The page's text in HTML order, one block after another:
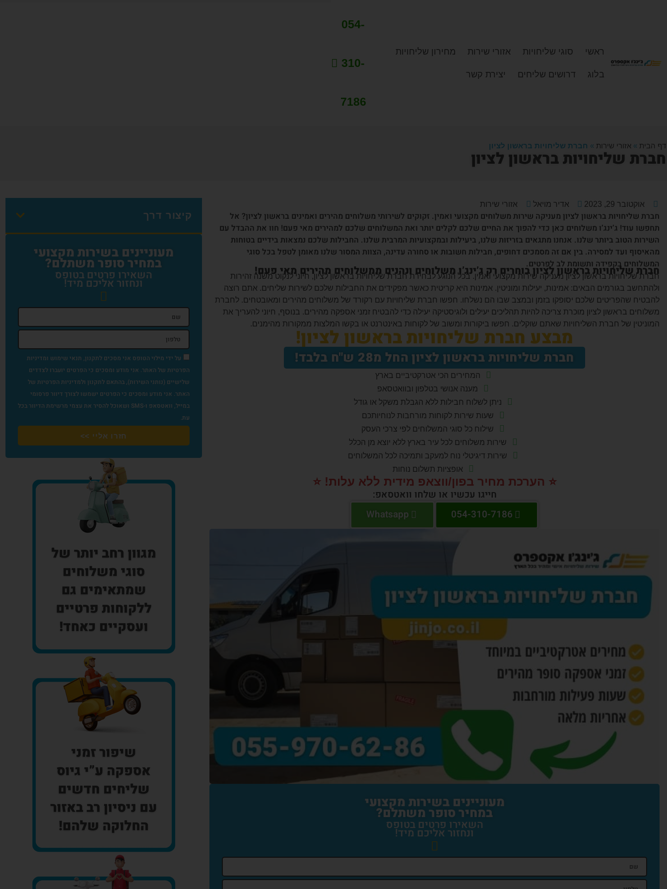
ראשי סוגי שליחויות אזורי שירות מחירון שליחויות
בלוג דרושים שליחים יצירת קשר
054-
310-
7186
דף הבית » אזורי שירות » חברת שליחויות בראשון לציון
חברת שליחויות בראשון לציון
אוקטובר 29, 2023 אדיר מויאל אזורי שירות
חברת שליחויות בראשון לציון מעניקה שירות משלוחים מקצועי ואמין. זקוקים לשירותי משלוחים מהירים ואמינים בראשון לציון? אל
תחפשו עוד! ג’ינג’ו משלוחים כאן כדי להפוך את החיים שלכם לקלים יותר ואת המשלוחים שלכם למהירים מאי פעם! חוו את ההבדל עם
השירות הטוב ביותר שלנו. אנחנו מתגאים בזריזות שלנו, ביעילות ובמקצועיות המרבית שלנו. החבילות שלכם נמצאות בידיים בטוחות
מהאיסוף ועד למסירה. בין אם זה מסמכים דחופים, חבילות חשובות או סחורה עדינה, הצוות המסור שלנו מאומן לטפל בכל סוגי
המשלוחים בקפידה ותשומת לב לפרטים.
חברת שליחויות בראשון לציון בוחרים רק ג’ינג’ו משלוחים ונהנים ממשלוחים מהירים מאי פעם!
חברת שליחויות בראשון לציון מעניקה שירות מקצועי ואמין. בכל הנוגע לבחירת חברת שליחויות בראשון לציון, חיוני לנקוט משנה זהירות
ולהתחשב בגורמים הבאים: אמינות, יעילות ומוניטין. אמינות היא קריטית כאשר מפקידים את החבילות שלכם לשירות שליחים. אתם רוצה
להבטיח שהפריטים שלכם יסופקו בזמן ובמצב שבו הם נשלחו. חפשו חברת שליחויות עם רקורד של משלוחים מהירים ומאובטחים. לחברת
משלוחים בראשון לציון מוכרת צריכה להיות תהליכים יעילים ולוגיסטיקה יעילה כדי להבטיח זמני אספקה מהירים. בנוסף, חיוני להעריך את
המוניטין של חברת השליחויות שאתם שוקלים. חפשו ביקורות ומשוב של לקוחות באינטרנט או בקשו המלצות ממקורות מהימנים.
מבצע חברת שליחויות בראשון לציון!
חברת שליחויות בראשון לציון החל מ28 ש"ח בלבד!
המחירים הכי אטרקטיביים בארץ
מענה אנושי בטלפון ובוואטסאפ
ניתן לשלוח חבילות ללא הגבלת משקל או גודל
שעות שירות לקוחות מורחבות לנוחיותכם
שילוח כל סוגי המשלוחים לפי צרכי העסק
שירות משלוחים לכל עיר בארץ ללא יוצא מן הכלל
שירות דיגיטלי נוח למעקב ותמיכה לכל המשלוחים
אופציות תשלום נוחות
⭐️ הערכת מחיר בפון/ווצאפ מידית ללא עלות! ⭐️
חייגו עכשיו או שלחו וואטסאפ:
054-310-7186
Whatsapp
מעוניינים בשירות מקצועי
במחיר סופר משתלם?
השאירו פרטים בטופס
ונחזור אליכם מיד!
קיצור דרך
מעוניינים בשירות מקצועי
במחיר סופר משתלם?
השאירו פרטים בטופס
ונחזור אליכם מיד!
על ידי מילוי הטופס אני מסכים לתקנון, תנאי שימוש ומדיניות
הפרטיות של האתר. אני מודע ומסכים כי הפרטים יועברו לצדדים
שלישיים (נותני השירות), בהתאם לתקנון ולמדיניות הפרטיות של
האתר. אני מודע ומסכים כי הפרטים ישמשו לצורך דיוור פרסומי
במייל, וואטסאפ ו-SMS ושאוכל להסיר את עצמי מרשימת הדיוור בכל
עת.
חזרו אליי >>